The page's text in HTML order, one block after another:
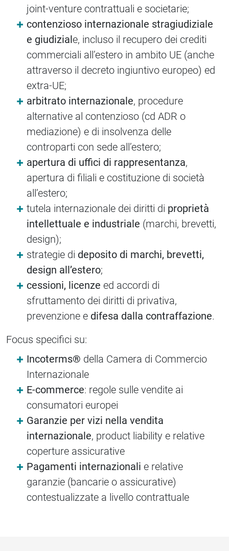
joint-venture contrattuali e societarie;
contenzioso internazionale stragiudiziale
e giudiziale, incluso il recupero dei crediti
commerciali all’estero in ambito UE (anche
attraverso il decreto ingiuntivo europeo) ed
extra-UE;
arbitrato internazionale, procedure
alternative al contenzioso (cd ADR o
mediazione) e di insolvenza delle
controparti con sede all’estero;
apertura di uffici di rappresentanza,
apertura di filiali e costituzione di società
all’estero;
tutela internazionale dei diritti di proprietà
intellettuale e industriale (marchi, brevetti,
design);
strategie di deposito di marchi, brevetti,
design all’estero;
cessioni, licenze ed accordi di
sfruttamento dei diritti di privativa,
prevenzione e difesa dalla contraffazione.
Focus specifici su:
Incoterms® della Camera di Commercio
Internazionale
E-commerce: regole sulle vendite ai
consumatori europei
Garanzie per vizi nella vendita
internazionale, product liability e relative
coperture assicurative
Pagamenti internazionali e relative
garanzie (bancarie o assicurative)
contestualizzate a livello contrattuale